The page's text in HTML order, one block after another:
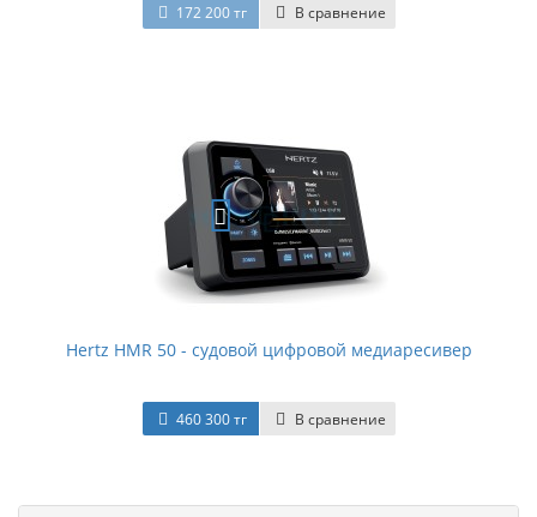
172 200 тг В сравнение
Hertz HMR 50 - судовой цифровой медиаресивер
460 300 тг В сравнение